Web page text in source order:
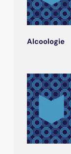
Alcoologie